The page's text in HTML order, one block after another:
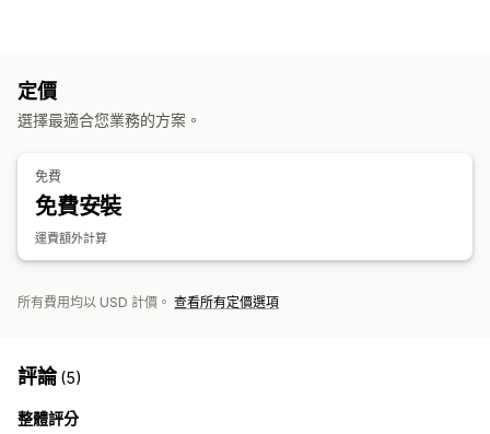
定價
選擇最適合您業務的方案。
免費
免費安裝
運費額外計算
所有費用均以 USD 計價。 查看所有定價選項
評論(5)
整體評分